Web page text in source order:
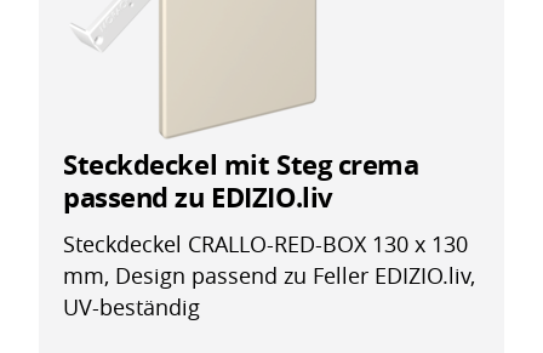
Steckdeckel mit Steg crema
passend zu EDIZIO.liv
Steckdeckel CRALLO-RED-BOX 130 x 130
mm, Design passend zu Feller EDIZIO.liv,
UV-beständig